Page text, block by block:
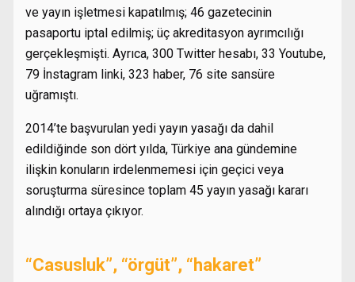
ve yayın işletmesi kapatılmış; 46 gazetecinin
pasaportu iptal edilmiş; üç akreditasyon ayrımcılığı
gerçekleşmişti. Ayrıca, 300 Twitter hesabı, 33 Youtube,
79 İnstagram linki, 323 haber, 76 site sansüre
uğramıştı.
2014’te başvurulan yedi yayın yasağı da dahil
edildiğinde son dört yılda, Türkiye ana gündemine
ilişkin konuların irdelenmemesi için geçici veya
soruşturma süresince toplam 45 yayın yasağı kararı
alındığı ortaya çıkıyor.
“Casusluk”, “örgüt”, “hakaret”